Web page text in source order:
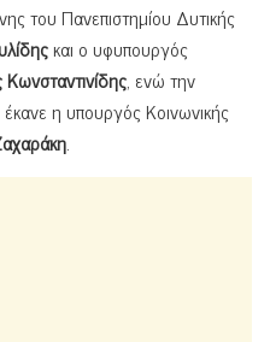
του Πανεπιστημίου Δυτικής
και ο υφυπουργός
, ενώ την
η υπουργός Κοινωνικής
.